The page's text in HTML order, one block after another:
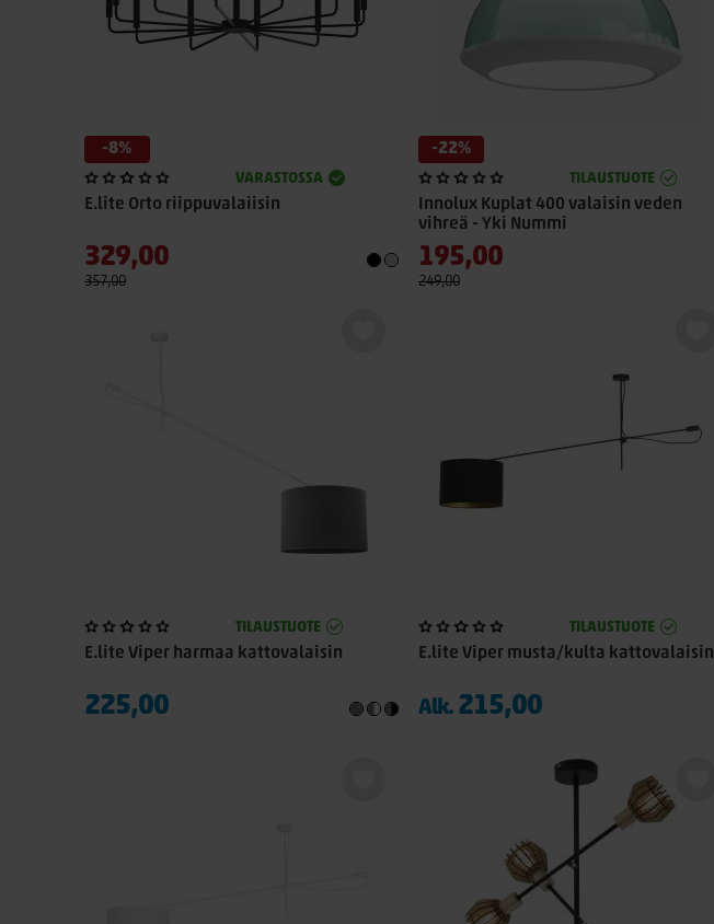
-8%
VARASTOSSA
E.lite Orto riippuvalaiisin
329,00
357,00
-22%
TILAUSTUOTE
Innolux Kuplat 400 valaisin veden
vihreä - Yki Nummi
195,00
249,00
TILAUSTUOTE
E.lite Viper harmaa kattovalaisin
225,00
TILAUSTUOTE
E.lite Viper musta/kulta kattovalaisin
Alk. 215,00